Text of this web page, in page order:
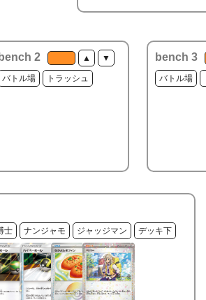
bench 2 ▲ ▼
バトル場 トラッシュ
bench 3
バトル場
士 ナンジャモ ジャッジマン デッキ下